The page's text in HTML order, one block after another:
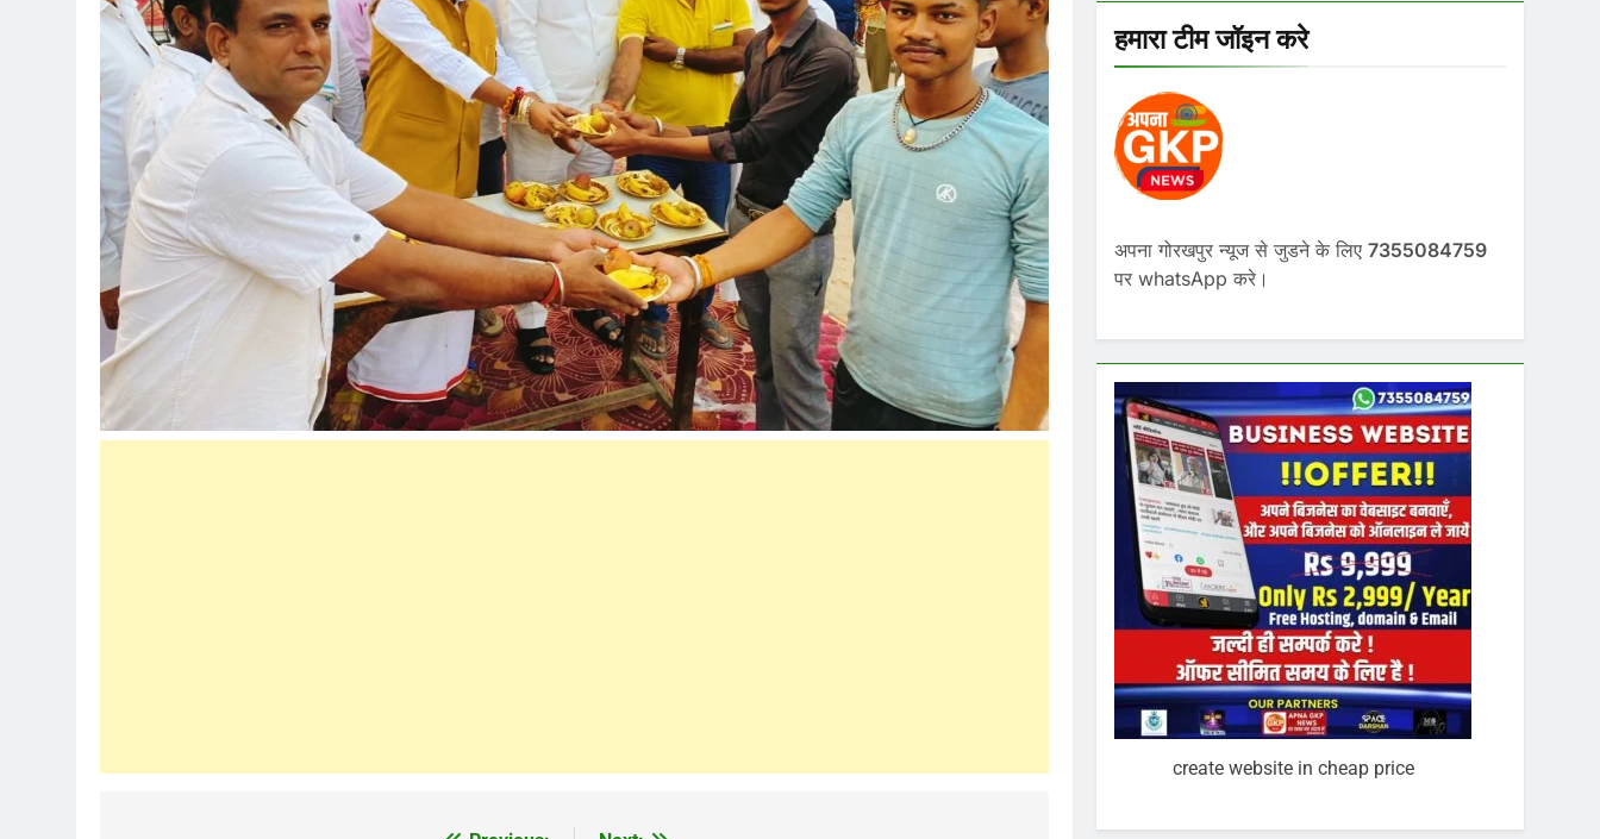
हमारा टीम जॉइन करे
अपना गोरखपुर न्यूज से जुडने के लिए 7355084759
पर whatsApp करे।
create website in cheap price